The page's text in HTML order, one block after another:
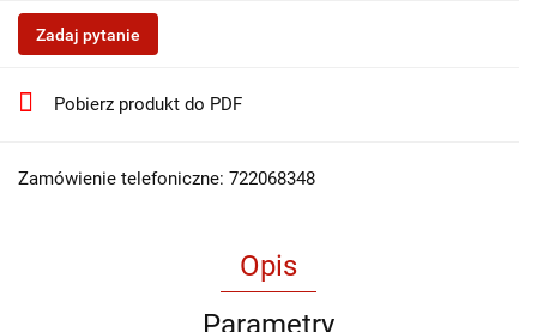
Zadaj pytanie
Pobierz produkt do PDF
Zamówienie telefoniczne: 722068348
Opis
Parametry